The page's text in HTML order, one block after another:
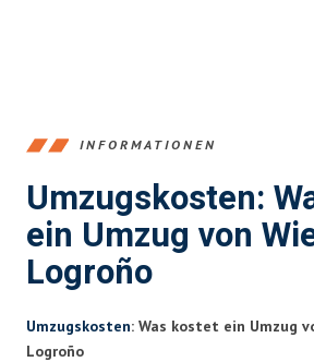
INFORMATIONEN
Umzugskosten:
ein Umzug von
Logroño
Umzugskosten: Was kostet ein Umzug
Logroño